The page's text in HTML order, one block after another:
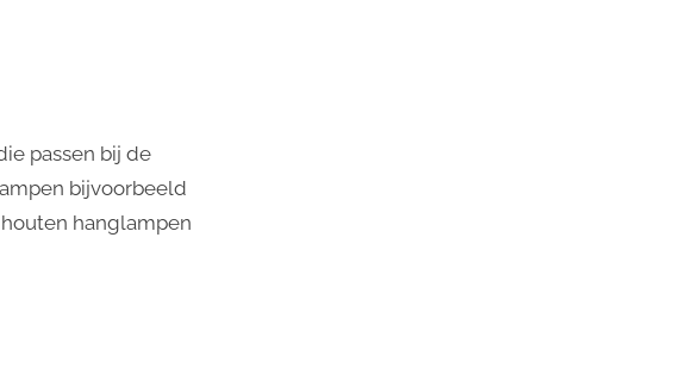
passen bij de
bijvoorbeeld
hanglampen